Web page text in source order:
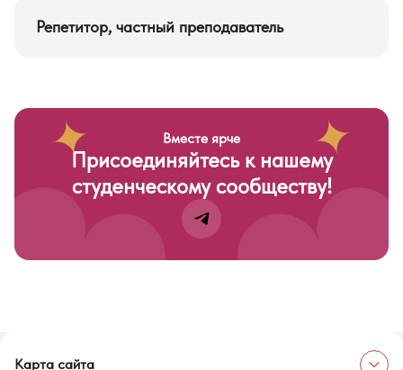
Репетитор, частный преподаватель
Вместе ярче
Присоединяйтесь к нашему
студенческому сообществу!
Карта сайта